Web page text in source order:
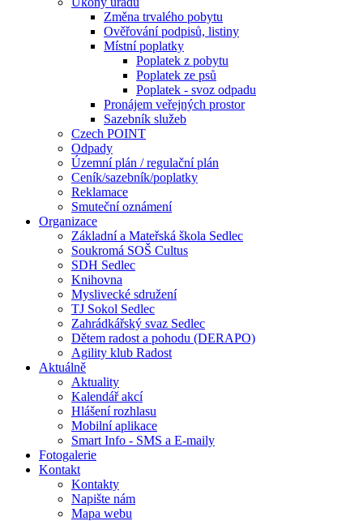
Změna trvalého pobytu
Ověřování podpisů, listiny
Místní poplatky
Poplatek z pobytu
Poplatek ze psů
Poplatek - svoz odpadu
Pronájem veřejných prostor
Sazebník služeb
Czech POINT
Odpady
Územní plán / regulační plán
Ceník/sazebník/poplatky
Reklamace
Smuteční oznámení
Organizace
Základní a Mateřská škola Sedlec
Soukromá SOŠ Cultus
SDH Sedlec
Knihovna
Myslivecké sdružení
TJ Sokol Sedlec
Zahrádkářský svaz Sedlec
Dětem radost a pohodu (DERAPO)
Agility klub Radost
Aktuálně
Aktuality
Kalendář akcí
Hlášení rozhlasu
Mobilní aplikace
Smart Info - SMS a E-maily
Fotogalerie
Kontakt
Kontakty
Napište nám
Mapa webu